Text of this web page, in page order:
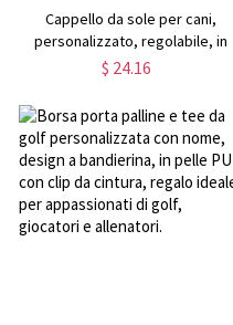
Cappello da sole per cani,
personalizzato, regolabile, in
diverse misure, con nome
berretto da baseball per cani per
gli amanti degli animali domestici,
regalo per mamma/papà del
cane
$ 24.16